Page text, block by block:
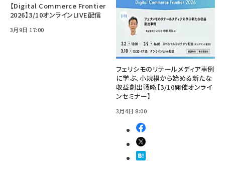
【Digital Commerce Frontier
2026】3/10オンラインLIVE配信
3月9日 17:00
フェリシモのリテールメディア事例
に学ぶ、小規模から始める新たな
収益創出戦略【3/10開催オンライ
ンセミナー】
3月4日 8:00